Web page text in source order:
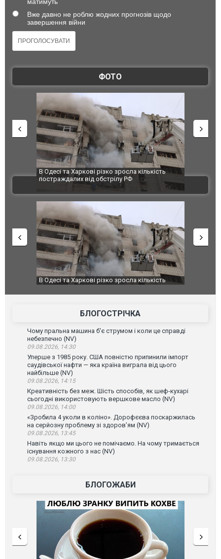
Вже давно не роблю жодних прогнозів щодо
завершення війни
ФОТО
В Одесі та Харкові різко зросла кількість
постраждалих від обстрілу РФ
Ворог завдав
двоє
після атаки
ВІДЕО
В Одесі та Харкові різко зросла кількість
У
БЛОГОСТРІЧКА
Чому пральна машина б'є струмом і коли це справді
небезпечно (NV)
09.08.2026, 14:30
Уперше з 1985 року. США повністю припинили імпорт
саудівської нафти — яка країна виграла від цього
найбільше (NV)
09.08.2026, 14:15
Креативність без меж. Шість способів, як шеф-кухарі
сьогодні використовують вершкове масло (NV)
09.08.2026, 14:00
«Зробила 4 уколи в коліно». Дорофєєва поскаржилась
на серйозну проблему зі здоров’ям (NV)
09.08.2026, 13:45
Навіть якщо ми цього не помічаємо. На чому тримається
існування кожного з нас (NV)
09.08.2026, 13:30
БЛОГОЖАБИ